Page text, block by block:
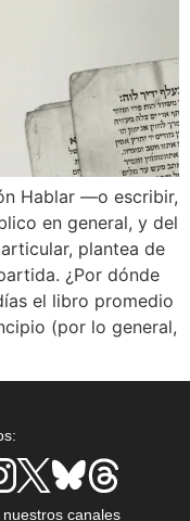
Hablar —o escribir,
en general, y del
plantea de
¿Por dónde
el libro promedio
(por lo general,
canales